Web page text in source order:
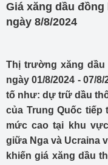
Giá xăng dầu
ngày 8/8/2024
Thị trường xăng
ngày 01/8/2024 - 07/
tố như: dự trữ dầu
của Trung Quốc
mức cao tại khu
giữa Nga và Ucraina
khiến giá xăng dầu